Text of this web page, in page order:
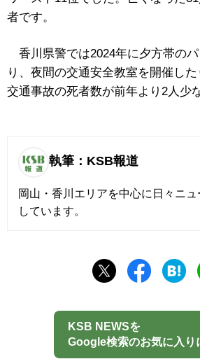
者です。
香川県警では2024年に夕方帯の
り、夜間の交通安全教室を開催し
交通事故の死者数が前年より2人少
執筆：KSB報道
岡山・香川エリアを中心に日々ニ
しています。
KSB NEWSを
Google検索のお気に入り